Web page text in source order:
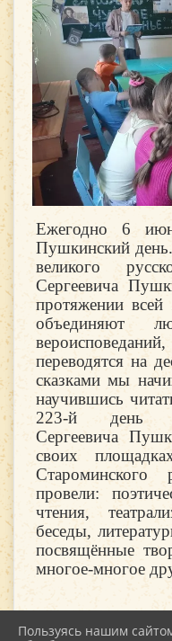
Ежегодно 6
Пушкинский день.
великого
Сергеевича
протяжении
объединяют
переводятся на
сказками мы
научившись
223-й день
Сергеевича
своих
Староминского
провели:
чтения,
беседы,
посвящённые
многое-многое
Пользуясь нашим